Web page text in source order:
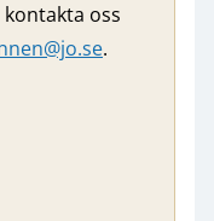
kontakta oss
.